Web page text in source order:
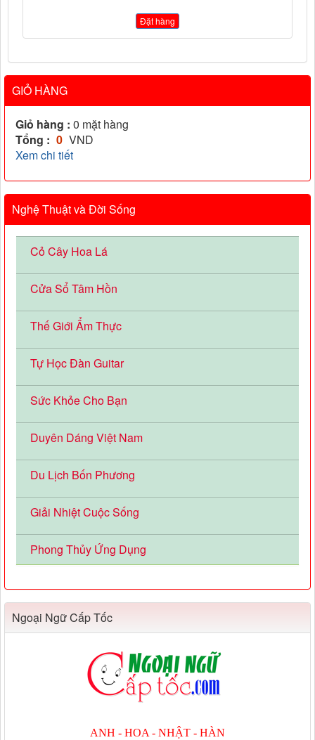
Đặt hàng
GIỎ HÀNG
Giỏ hàng : 0 mặt hàng
Tổng : 0 VND
Xem chi tiết
Nghệ Thuật và Đời Sống
Cỏ Cây Hoa Lá
Cửa Sổ Tâm Hồn
Thế Giới Ẩm Thực
Tự Học Đàn Guitar
Sức Khỏe Cho Bạn
Duyên Dáng Việt Nam
Du Lịch Bốn Phương
Giải Nhiệt Cuộc Sống
Phong Thủy Ứng Dụng
Ngoại Ngữ Cấp Tốc
ANH - HOA - NHẬT - HÀN